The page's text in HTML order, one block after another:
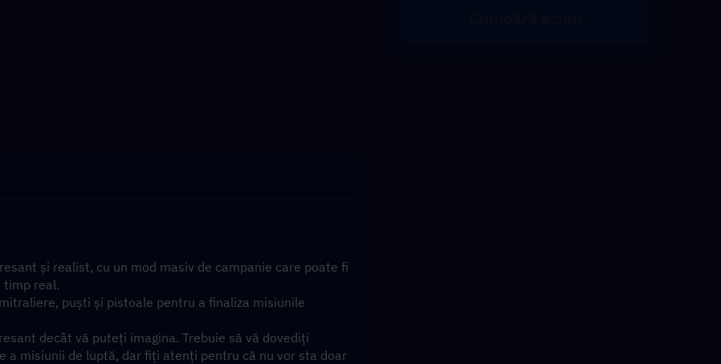
și realist, cu un mod masiv de campanie care poate fi
timp real.
puști și pistoale pentru a finaliza misiunile
decât vă puteți imagina. Trebuie să vă dovediți
a misiunii de luptă, dar fiți atenți pentru că nu vor sta doar